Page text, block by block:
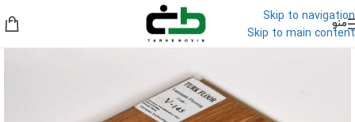
Skip to navigation
Skip to main content
منو